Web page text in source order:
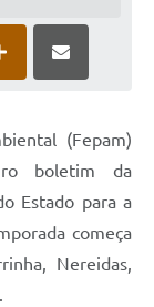
(Fepam)
boletim da
Estado para a
começa
Nereidas,